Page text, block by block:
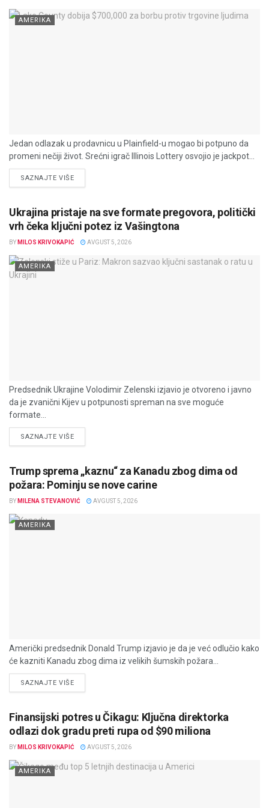
AMERIKA
Jedan odlazak u prodavnicu u Plainfield-u mogao bi potpuno da
promeni nečiji život. Srećni igrač Illinois Lottery osvojio je jackpot...
SAZNAJTE VIŠEDETAILS
Ukrajina pristaje na sve formate pregovora, politički
vrh čeka ključni potez iz Vašingtona
BY MILOS KRIVOKAPIĆ AVGUST 5, 2026
AMERIKA
Predsednik Ukrajine Volodimir Zelenski izjavio je otvoreno i javno
da je zvanični Kijev u potpunosti spreman na sve moguće
formate...
SAZNAJTE VIŠEDETAILS
Trump sprema „kaznu“ za Kanadu zbog dima od
požara: Pominju se nove carine
BY MILENA STEVANOVIĆ AVGUST 5, 2026
AMERIKA
Američki predsednik Donald Trump izjavio je da je već odlučio kako
će kazniti Kanadu zbog dima iz velikih šumskih požara...
SAZNAJTE VIŠEDETAILS
Finansijski potres u Čikagu: Ključna direktorka
odlazi dok gradu preti rupa od $90 miliona
BY MILOS KRIVOKAPIĆ AVGUST 5, 2026
AMERIKA